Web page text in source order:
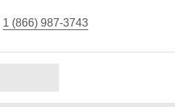
1 (866) 987-3743